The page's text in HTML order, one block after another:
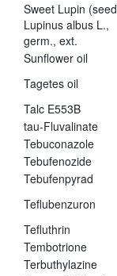
Sweet Lupin
Lupinus albus L.,
germ., ext.
Sunflower oil
Tagetes oil
Talc E553B
tau-Fluvalinate
Tebuconazole
Tebufenozide
Tebufenpyrad
Teflubenzuron
Tefluthrin
Tembotrione
Terbuthylazine